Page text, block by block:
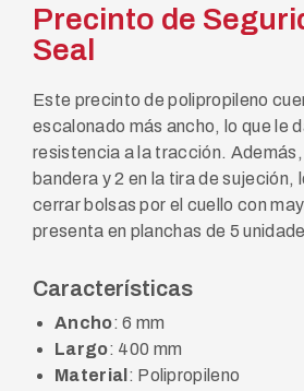
Precinto de
Seal
Este precinto de polipropileno
escalonado más ancho, lo que le
resistencia a la tracción.
bandera y 2 en la tira de sujeción,
cerrar bolsas por el cuello con
presenta en planchas de 5
Características
Ancho: 6 mm
Largo: 400 mm
Material : Polipropileno